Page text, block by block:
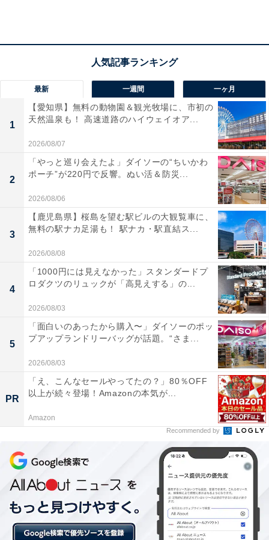
小麦全粒粉などで食物繊維が取れる健康感と、甘さ控え
めで素材由来の味わいも楽しめる、大人向けの商品で
す。気になる人は購入してみては。
【おすすめ記事】
・
「3COINS×カップヌードル」コラボがかわいい！ 日常
使いできるおすすめ商品3選
・
最新 一週間 一ヶ月
1
【愛知県】無料の動物園＆観光牧場に、市初の
天然温泉も！ 高速道路のハイウェイオア...
2026/08/07
2
「やっと巡り会えたよ」ダイソーの“ちいかわ
ポーチ”が220円で反響。ぬい活＆防災...
2026/08/06
3
【鹿児島県】桜島を望む駅ビルの大観覧車に、
無料の駅ナカ足湯も！ 駅ナカ・駅直結ス...
2026/08/08
4
「1000円には見えなかった」スタンダードプ
ロダクツのリュックが「高見えする」の...
2026/08/03
5
「面白いのあったから購入〜」ダイソーのポッ
プアップランドリーバッグが話題。“さま...
2026/08/03
PR
「え、こんなセールやってたの？」80％OFF
以上が続々登場！Amazonの本気が...
Amazon
Recommended by